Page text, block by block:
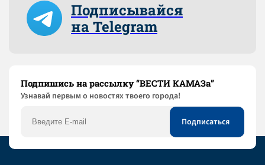
Подписывайся
на Telegram
Подпишись на рассылку “ВЕСТИ КАМАЗа”
Узнaвай первым о новостях твоего города!